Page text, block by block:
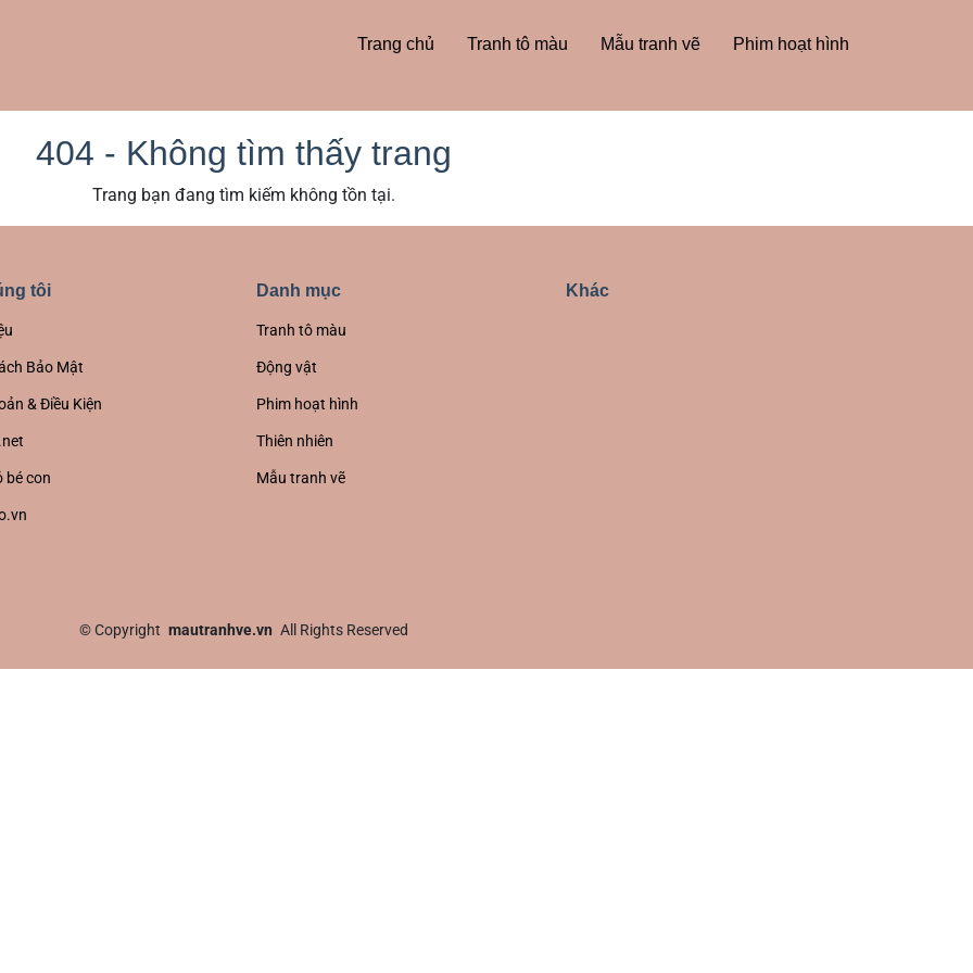
Trang chủ Tranh tô màu Mẫu tranh vẽ Phim hoạt hình
404 - Không tìm thấy trang
Trang bạn đang tìm kiếm không tồn tại.
tôi
Bảo Mật
& Điều Kiện
bé con
Danh mục
Tranh tô màu
Động vật
Phim hoạt hình
Thiên nhiên
Mẫu tranh vẽ
Khác
©Copyright mautranhve.vn All Rights Reserved